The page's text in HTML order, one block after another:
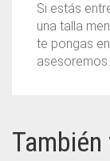
Si estás
una talla
te pongas
asesoremos.